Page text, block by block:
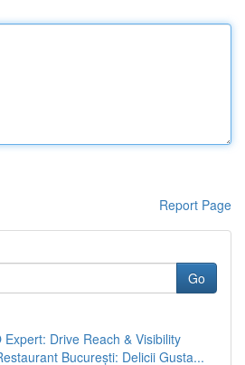
Report Page
Go
Expert: Drive Reach & Visibility
București: Delicii Gusta...